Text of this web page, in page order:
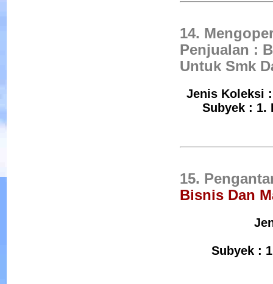
14.
Penjualan :
Untuk Smk
Jenis Koleksi
Subyek : 1.
15.
Bisnis Dan
Subyek :